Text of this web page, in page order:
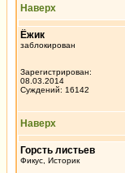
Наверх
Ёжик
заблокирован
Зарегистрирован:
08.03.2014
Суждений: 16142
Наверх
Горсть листьев
Фикус, Историк